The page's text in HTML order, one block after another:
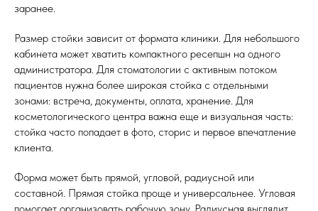
заранее.
Размер стойки зависит от формата клиники. Для небольшого
кабинета может хватить компактного ресепшн на одного
администратора. Для стоматологии с активным потоком
пациентов нужна более широкая стойка с отдельными
зонами: встреча, документы, оплата, хранение. Для
косметологического центра важна еще и визуальная часть:
стойка часто попадает в фото, сторис и первое впечатление
клиента.
Форма может быть прямой, угловой, радиусной или
составной. Прямая стойка проще и универсальнее. Угловая